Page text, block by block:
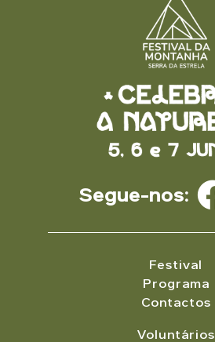
Segue-nos:
Festival
Programa
Contactos
Voluntários